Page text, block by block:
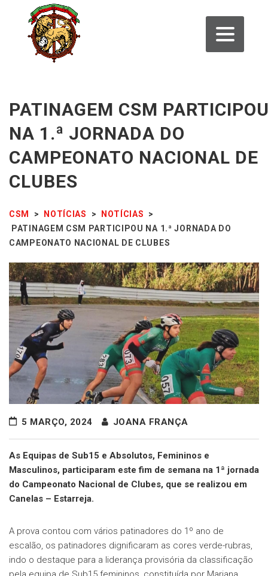
PATINAGEM CSM
NA 1.ª JORNADA DO
CAMPEONATO NACIONAL DE
CLUBES
CSM > NOTÍCIAS > NOTÍCIAS
>
PATINAGEM CSM PARTICIPOU NA 1.ª JORNADA DO
CAMPEONATO NACIONAL DE CLUBES
5 MARÇO, 2024 JOANA FRANÇA
As Equipas de Sub15 e Absolutos, Femininos e
Masculinos, participaram este fim de semana na 1ª jornada
do Campeonato Nacional de Clubes, que se realizou em
Canelas – Estarreja.
A prova contou com vários patinadores do 1º ano de
escalão, os patinadores dignificaram as cores verde-rubras,
indo o destaque para a liderança provisória da classificação